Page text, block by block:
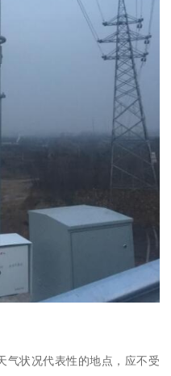
气状况代表性的地点，应不受